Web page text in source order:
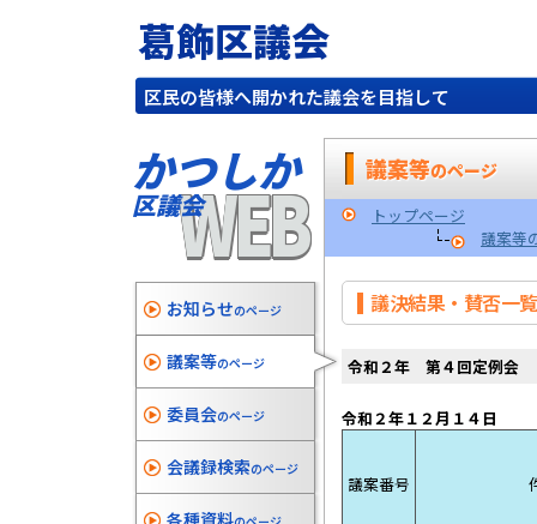
葛飾区議会
区民の皆様へ開かれた議会を目指して
かつしか
区議会WEB
お知らせのページ
議案等のページ
委員会のページ
会議録検索のページ
各種資料
議案等のページ
トップページ
議案等
議決結果・賛否一覧
令和２年 第４回定例会
令和２年１
議案番号